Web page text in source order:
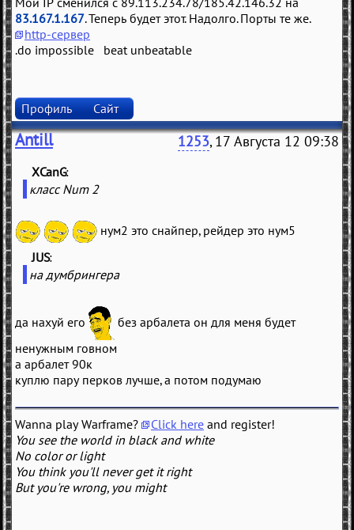
83.167.1.167. Теперь будет этот. Надолго. Порты те же.
http-сервер
.do impossible beat unbeatable
Профиль Сайт
Antill 1253, 17 Августа 12 09:38
XCanG
класс Num 2
нум2 это снайпер, рейдер это нум5
(JUS
на думбрингера
да нахуй его
без арбалета он для меня будет
ненужным говном
а арбалет 90к
куплю пару перков лучше, а потом подумаю
Wanna play Warframe? Click here and register!
You see the world in black and white
No color or light
You think you'll never get it right
But you're wrong, you might